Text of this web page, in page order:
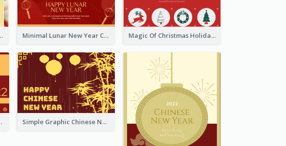
Greeting Card Minimal Lunar New Year Celebration Greeting Card Magic Of Christmas Holidays Greeting Card
Illustration Simple Graphic Chinese New Year In Red And Yellow